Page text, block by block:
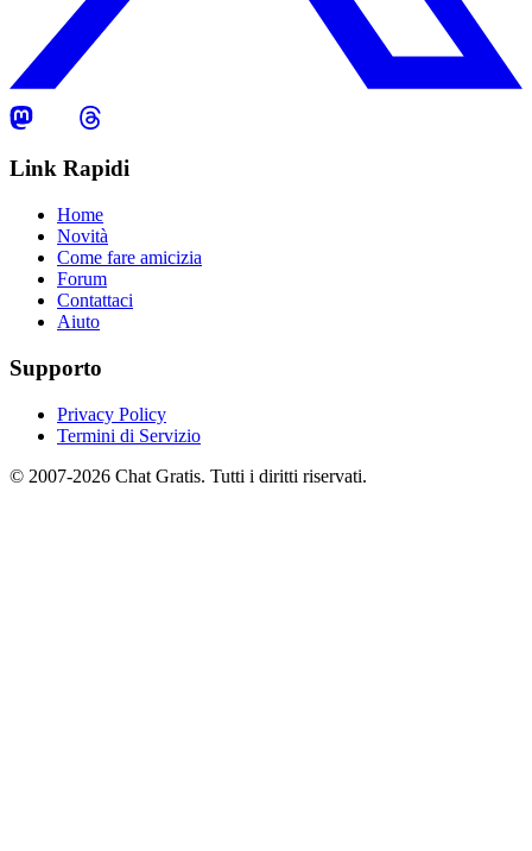
Link Rapidi
Home
Novità
Come fare amicizia
Forum
Contattaci
Aiuto
Supporto
Privacy Policy
Termini di Servizio
© 2007-2026 Chat Gratis. Tutti i diritti riservati.